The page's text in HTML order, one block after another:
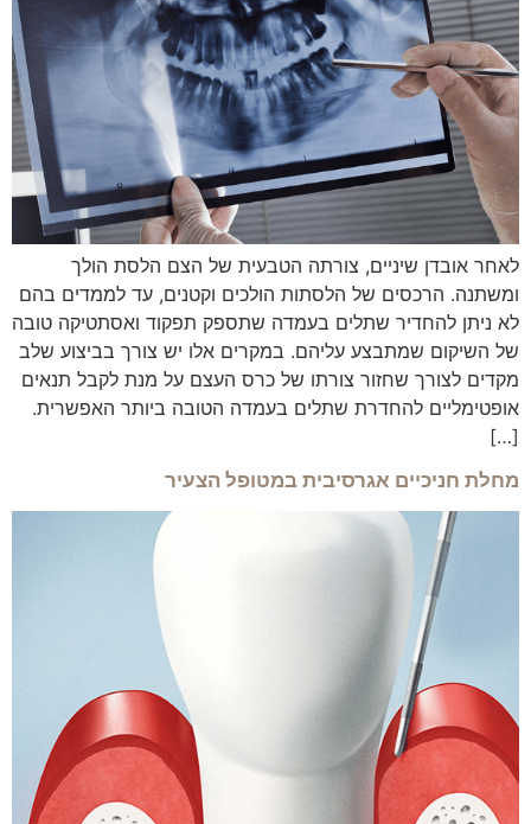
לאחר אובדן שיניים, צורתה הטבעית של הצם הלסת הולך
ומשתנה. הרכסים של הלסתות הולכים וקטנים, עד לממדים בהם
לא ניתן להחדיר שתלים בעמדה שתספק תפקוד ואסתטיקה טובה
של השיקום שמתבצע עליהם. במקרים אלו יש צורך בביצוע שלב
מקדים לצורך שחזור צורתו של כרס העצם על מנת לקבל תנאים
אופטימליים להחדרת שתלים בעמדה הטובה ביותר האפשרית.
[…]
מחלת חניכיים אגרסיבית במטופל הצעיר